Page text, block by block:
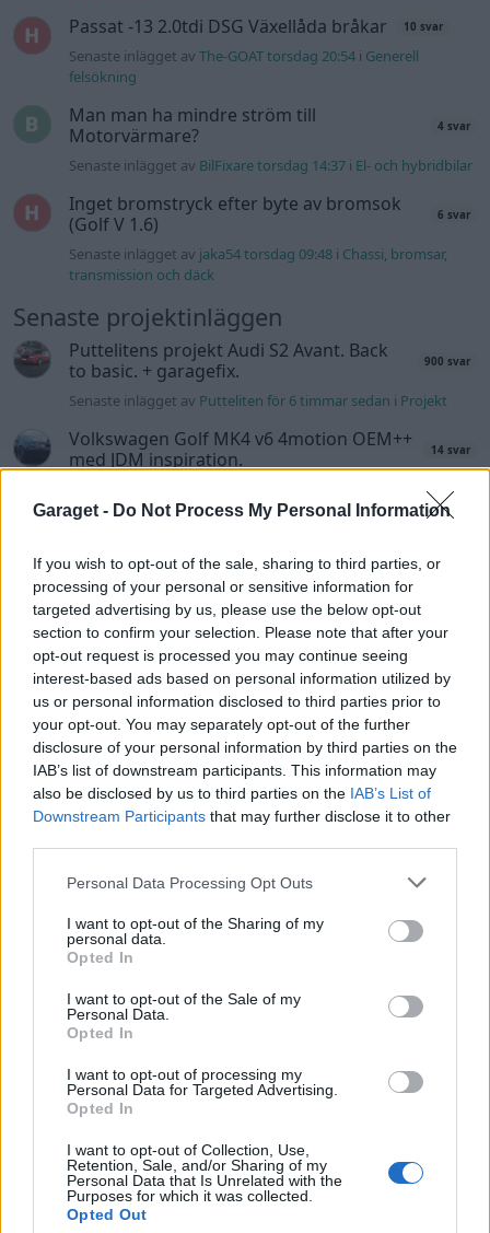
Garaget - Do Not Process My Personal Information
If you wish to opt-out of the sale, sharing to third parties, or
processing of your personal or sensitive information for
targeted advertising by us, please use the below opt-out
section to confirm your selection. Please note that after your
opt-out request is processed you may continue seeing
interest-based ads based on personal information utilized by
us or personal information disclosed to third parties prior to
your opt-out. You may separately opt-out of the further
disclosure of your personal information by third parties on the
IAB’s list of downstream participants. This information may
also be disclosed by us to third parties on the IAB’s List of
Downstream Participants that may further disclose it to other
Personal Data Processing Opt Outs
I want to opt-out of the Sharing of my
personal data.
Opted In
I want to opt-out of the Sale of my
Personal Data.
Opted In
I want to opt-out of processing my
Personal Data for Targeted Advertising.
Opted In
I want to opt-out of Collection, Use,
Retention, Sale, and/or Sharing of my
Personal Data that Is Unrelated with the
Purposes for which it was collected.
Opted Out
Passat -13 2.0tdi DSG Växellåda bråkar 10 svar
Senaste inlägget avThe-GOAT torsdag 20:54 i Generell
felsökning
Man man ha mindre ström till
Motorvärmare?
4 svar
Senaste inlägget av BilFixare torsdag 14:37 i El- och hybridbilar
Inget bromstryck efter byte av bromsok
(Golf V 1.6)
6 svar
Senaste inlägget av jaka54 torsdag 09:48 i Chassi, bromsar,
transmission och däck
Senaste projektinläggen
Puttelitens projekt Audi S2 Avant. Back
to basic. + garagefix.
900 svar
Senaste inlägget av Putteliten för 6 timmar sedan i Projekt
Volkswagen Golf MK4 v6 4motion OEM++
med JDM inspiration.
14 svar
Stol3n_Identity för 19 timmar sedan
Projekt
delar sökes)
122 svar
Senaste inlägget avTyfors torsdag 23:25iProjekt
Huggern goes big block with 427 ZL-1! 551 svar
Senaste inlägget avhugger69 torsdag 23:01iProjekt
Camaro som bruksbil?! 57 svar
Senaste inlägget avEv_volvo142 torsdag 22:10iProjekt
Volkswagen split bus t1 1962 2559 svar
Senaste inlägget avDr_snuggels torsdag 21:09iProjekt
Senaste inlägget av jarleb torsdag 17:26
Senaste inlägget av Marurb1 onsdag 23:42 Projekt
Renovering av en Honda Civic Aerodeck
VTi
Senaste inlägget avXebers76 onsdag 20:48 Projekt
Nyaste forumtrådarna
ID 4 vs EX 40 ? 4 svar
Senaste inlägget av MickeEng för 10 timmar sedan
hybridbilar